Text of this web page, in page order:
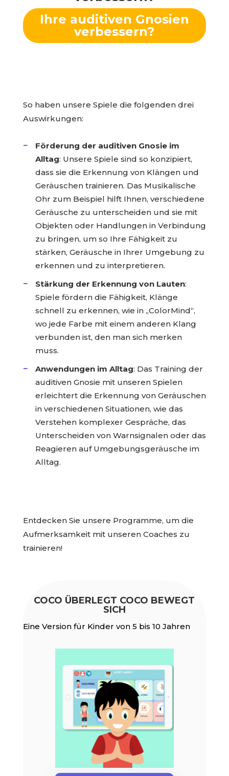
Ihre auditiven Gnosien
verbessern?
So haben unsere Spiele die folgenden drei
Auswirkungen:
Förderung der auditiven Gnosie im
Alltag: Unsere Spiele sind so konzipiert,
dass sie die Erkennung von Klängen und
Geräuschen trainieren. Das Musikalische
Ohr zum Beispiel hilft Ihnen, verschiedene
Geräusche zu unterscheiden und sie mit
Objekten oder Handlungen in Verbindung
zu bringen, um so Ihre Fähigkeit zu
stärken, Geräusche in Ihrer Umgebung zu
erkennen und zu interpretieren.
Stärkung der Erkennung von Lauten:
Spiele fördern die Fähigkeit, Klänge
schnell zu erkennen, wie in „ColorMind“,
wo jede Farbe mit einem anderen Klang
verbunden ist, den man sich merken
muss.
Anwendungen im Alltag: Das Training der
auditiven Gnosie mit unseren Spielen
erleichtert die Erkennung von Geräuschen
in verschiedenen Situationen, wie das
Verstehen komplexer Gespräche, das
Unterscheiden von Warnsignalen oder das
Reagieren auf Umgebungsgeräusche im
Alltag.
Entdecken Sie unsere Programme, um die
Aufmerksamkeit mit unseren Coaches zu
trainieren!
COCO ÜBERLEGT COCO BEWEGT
SICH
Eine Version für Kinder von 5 bis 10 Jahren